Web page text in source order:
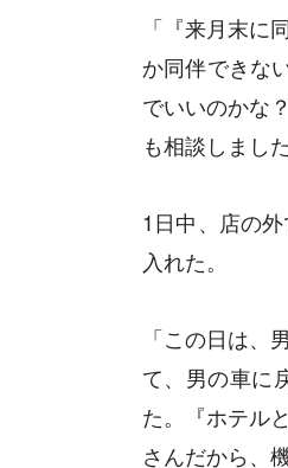
「『来月末に
か同伴できな
でいいのかな
も相談しました
1日中、店の
入れた。
「この日は
て、男の車に
た。『ホテル
さんだから、